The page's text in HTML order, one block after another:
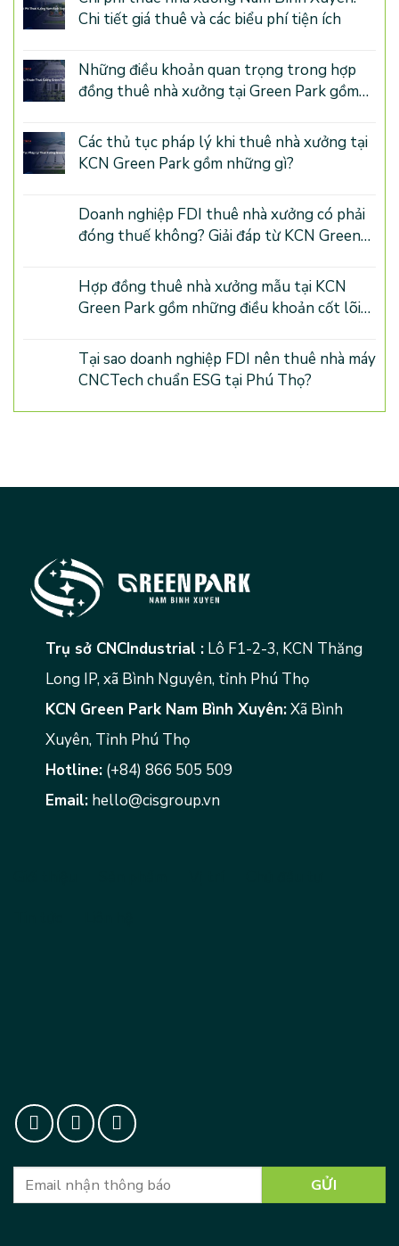
Chi tiết giá thuê và các biểu phí tiện ích
Những điều khoản quan trọng trong hợp
đồng thuê nhà xưởng tại Green Park gồm
Các thủ tục pháp lý khi thuê nhà xưởng tại
KCN Green Park gồm những gì?
Doanh nghiệp FDI thuê nhà xưởng có phải
đóng thuế không? Giải đáp từ KCN Green
Hợp đồng thuê nhà xưởng mẫu tại KCN
Green Park gồm những điều khoản cốt lõi
Tại sao doanh nghiệp FDI nên thuê nhà máy
CNCTech chuẩn ESG tại Phú Thọ?
Trụ sở CNCIndustrial : Lô F1-2-3, KCN Thăng
Long IP, xã Bình Nguyên, tỉnh Phú Thọ
KCN Green Park Nam Bình Xuyên:Xã Bình
Xuyên, Tỉnh Phú Thọ
Hotline: (+84) 866 505 509
Email: hello@cisgroup.vn